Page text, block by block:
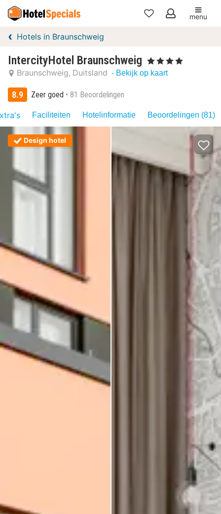
Mijn
menu
Hotels in Braunschweig
IntercityHotel Braunschweig , 4 Sterren
Braunschweig Duitsland - Bekijk op kaart
8.9 Zeer goed 81 Beoordelingen
Faciliteiten Hotelinformatie Beoordelingen (81)
Design hotel